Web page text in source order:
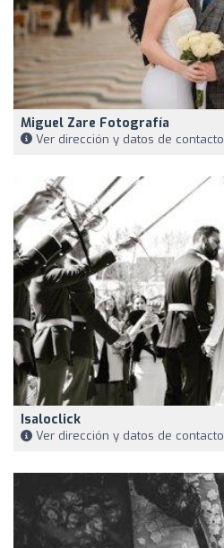
Miguel Zare Fotografía
Ver dirección y datos de contacto
Isaloclick
Ver dirección y datos de contacto